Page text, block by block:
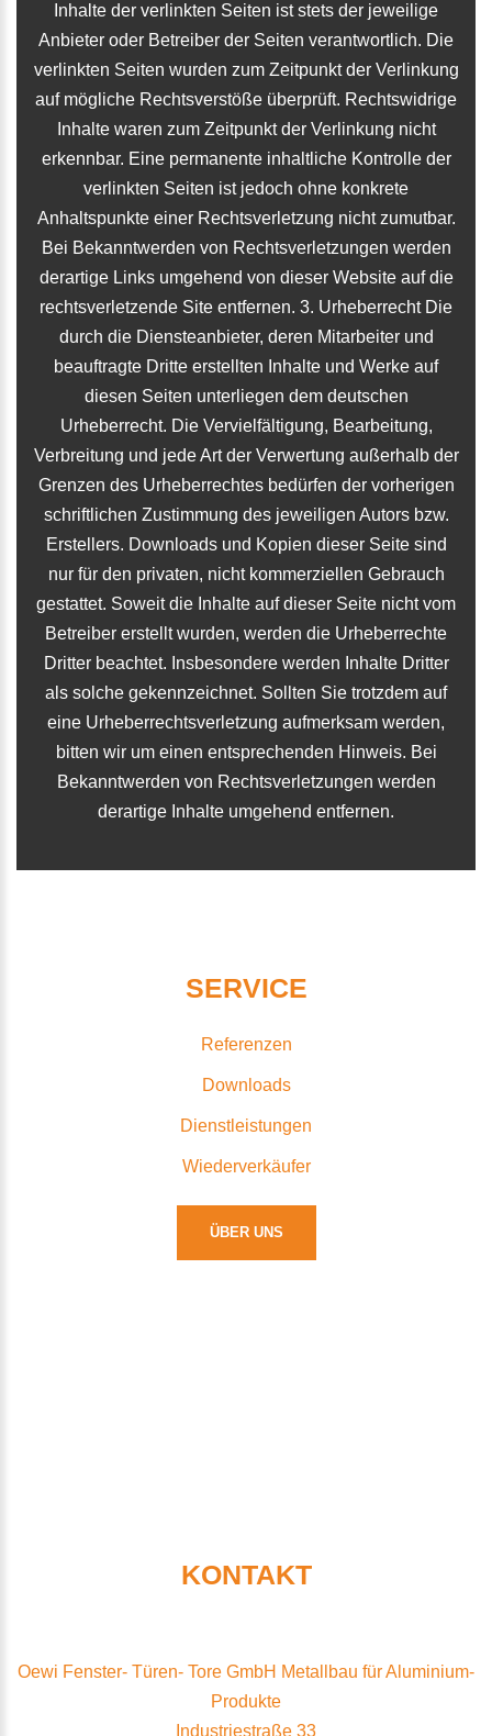
Inhalte der verlinkten Seiten ist stets der jeweilige
Anbieter oder Betreiber der Seiten verantwortlich. Die
verlinkten Seiten wurden zum Zeitpunkt der Verlinkung
auf mögliche Rechtsverstöße überprüft. Rechtswidrige
Inhalte waren zum Zeitpunkt der Verlinkung nicht
erkennbar. Eine permanente inhaltliche Kontrolle der
verlinkten Seiten ist jedoch ohne konkrete
Anhaltspunkte einer Rechtsverletzung nicht zumutbar.
Bei Bekanntwerden von Rechtsverletzungen werden
derartige Links umgehend von dieser Website auf die
rechtsverletzende Site entfernen. 3. Urheberrecht Die
durch die Diensteanbieter, deren Mitarbeiter und
beauftragte Dritte erstellten Inhalte und Werke auf
diesen Seiten unterliegen dem deutschen
Urheberrecht. Die Vervielfältigung, Bearbeitung,
Verbreitung und jede Art der Verwertung außerhalb der
Grenzen des Urheberrechtes bedürfen der vorherigen
schriftlichen Zustimmung des jeweiligen Autors bzw.
Erstellers. Downloads und Kopien dieser Seite sind
nur für den privaten, nicht kommerziellen Gebrauch
gestattet. Soweit die Inhalte auf dieser Seite nicht vom
Betreiber erstellt wurden, werden die Urheberrechte
Dritter beachtet. Insbesondere werden Inhalte Dritter
als solche gekennzeichnet. Sollten Sie trotzdem auf
eine Urheberrechtsverletzung aufmerksam werden,
bitten wir um einen entsprechenden Hinweis. Bei
Bekanntwerden von Rechtsverletzungen werden
derartige Inhalte umgehend entfernen.
SERVICE
Referenzen
Downloads
Dienstleistungen
Wiederverkäufer
ÜBER UNS
KONTAKT
Oewi Fenster- Türen- Tore GmbH Metallbau für Aluminium-
Produkte
Industriestraße 33